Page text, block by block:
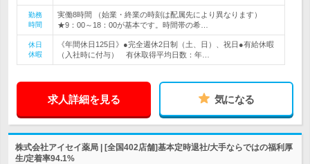
勤務
時間
実働8時間 （始業・終業の時刻は配属先により異なります）
★9：00～18：00が基本です。時間帯の希…
休日
休暇
《年間休日125日》●完全週休2日制（土、日）、祝日●有給休暇
（入社時に付与） 有休取得平均日数：年…
求人詳細を見る 気になる
株式会社アイセイ薬局 | [全国402店舗]基本定時退社/大手ならではの福利厚
生/定着率94.1%